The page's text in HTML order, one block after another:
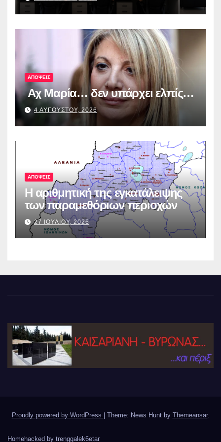
από τα πρώτα ολοκληρωμένα
ψηφιακά εργαλεία στην Ευρώπη
για τη διαφάνεια και τη
λογοδοσία»
ΑΠΟΨΕΙΣ
Αχ Μαρία… δεν υπάρχει ελπίς…
4 ΑΥΓΟΥΣΤΟΥ, 2026
ΑΠΟΨΕΙΣ
Η αριθμητική της εγκατάλειψης
των παραμεθόριων περιοχών
27 ΙΟΥΛΙΟΥ, 2026
Proudly powered by WordPress | Theme: News Hunt by Themeansar.
Homehacked by trenggalek6etar